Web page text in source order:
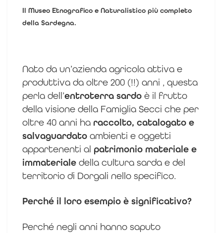
Il Museo Etnografico e Naturalistico più completo
della Sardegna.
Nato da un’azienda agricola attiva e
produttiva da oltre 200 (!!) anni , questa
perla dell’entroterra sardo è il frutto
della visione della Famiglia Secci che per
oltre 40 anni ha raccolto, catalogato e
salvaguardato ambienti e oggetti
appartenenti al patrimonio materiale e
immateriale della cultura sarda e del
territorio di Dorgali nello specifico.
Perché il loro esempio è significativo?
Perché negli anni hanno saputo